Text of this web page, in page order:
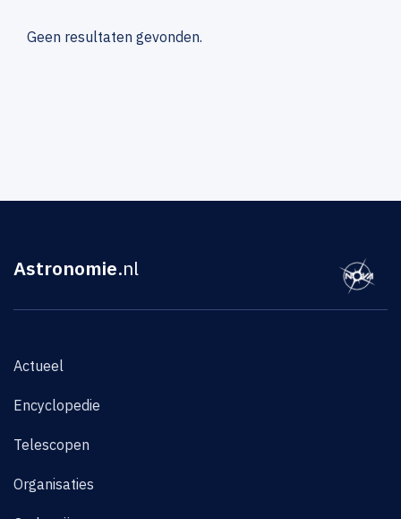
Geen resultaten gevonden.
Astronomie.nl
Actueel
Encyclopedie
Telescopen
Organisaties